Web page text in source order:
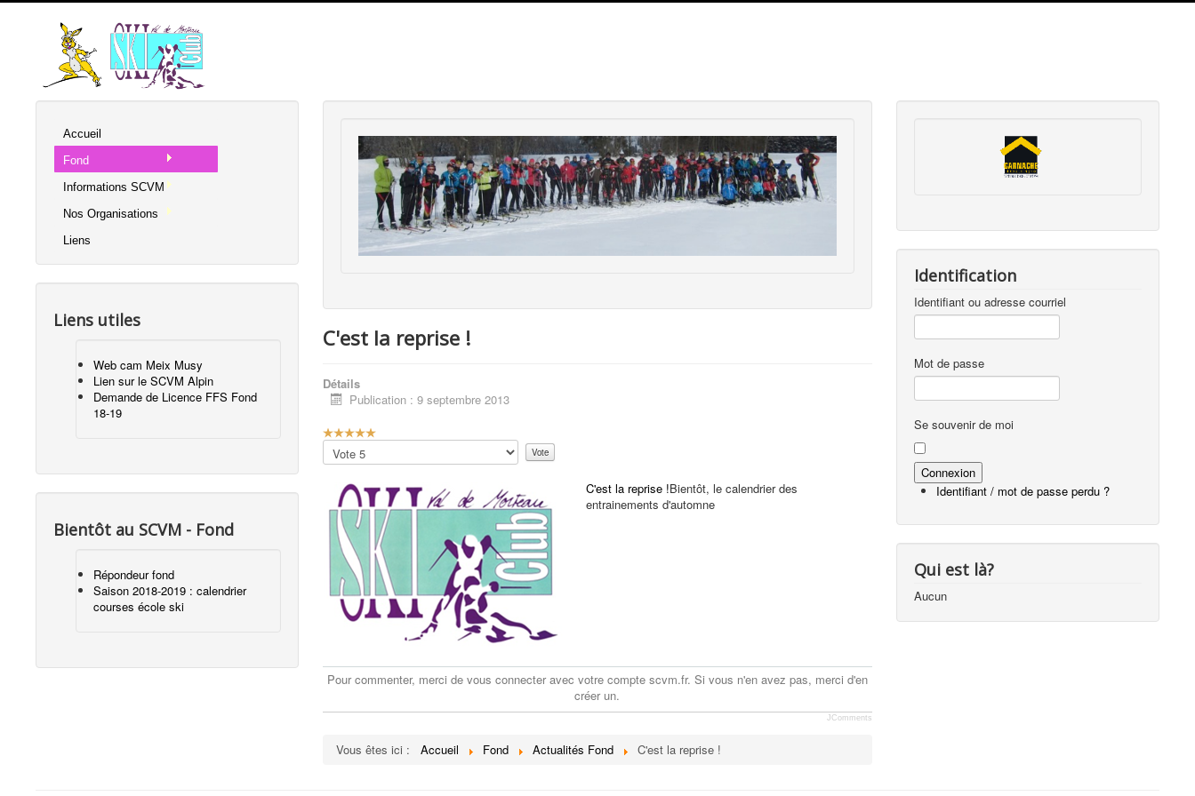
Accueil
Fond
Informations SCVM
Nos Organisations
Liens
Liens utiles
Web cam Meix Musy
Lien sur le SCVM Alpin
Demande de Licence FFS Fond
18-19
Bientôt au SCVM - Fond
Répondeur fond
Saison 2018-2019 : calendrier
courses école ski
C'est la reprise !
Détails
Publication : 9 septembre 2013
V
o
t
:
Veuillez
voter
C'est la reprise !Bientôt, le calendrier des
entrainements d'automne
Pour commenter, merci de vous connecter avec votre compte scvm.fr. Si vous n'en avez pas, merci d'en
créer un.
JComments
Vous êtes ici : Accueil Fond Actualités Fond C'est la reprise !
Identification
Identifiant ou adresse courriel
Mot de passe
Se souvenir de moi
Identifiant / mot de passe perdu ?
Qui est là?
Aucun